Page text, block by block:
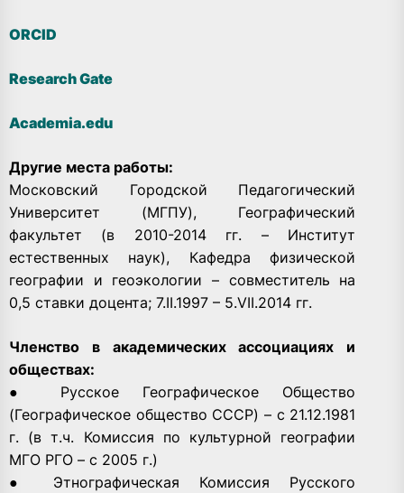
ORCID
Research Gate
Academia.edu
Другие места работы:
Московский Городской Педагогический
Университет (МГПУ), Географический
факультет (в 2010-2014 гг. – Институт
естественных наук), Кафедра физической
географии и геоэкологии – совместитель на
0,5 ставки доцента; 7.II.1997 – 5.VII.2014 гг.
Членство в академических ассоциациях и
обществах:
● Русское Географическое Общество
(Географическое общество СССР) – с 21.12.1981
г. (в т.ч. Комиссия по культурной географии
МГО РГО – с 2005 г.)
● Этнографическая Комиссия Русского